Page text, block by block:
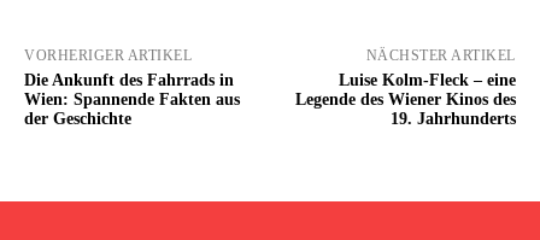
VORHERIGER ARTIKEL
Die Ankunft des Fahrrads in
Wien: Spannende Fakten aus
der Geschichte
NÄCHSTER ARTIKEL
Luise Kolm-Fleck – eine
Legende des Wiener Kinos des
19. Jahrhunderts